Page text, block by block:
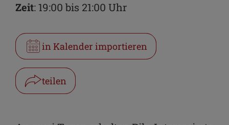
Zeit: 19:00 bis 21:00 Uhr
in Kalender importieren
teilen